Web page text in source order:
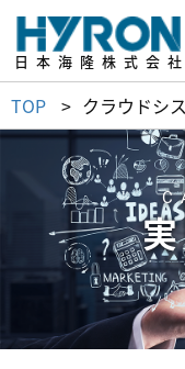
日本海隆株式会社
TOP クラウドシ